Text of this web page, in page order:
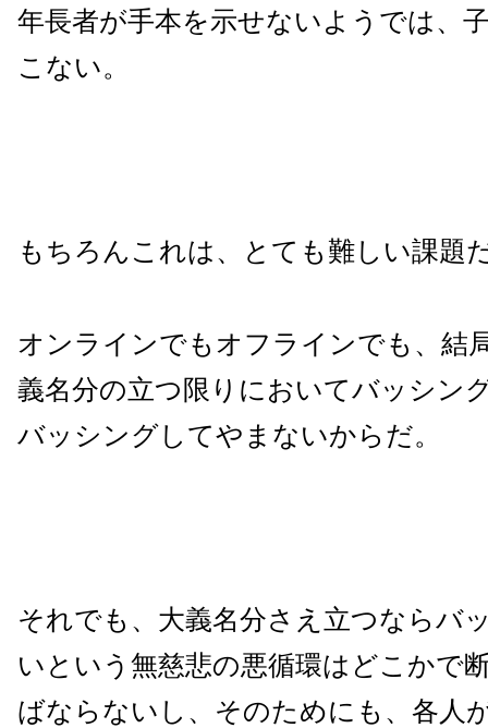
年長者が手本を示せないようでは、
こない。
もちろんこれは、とても難しい課題
オンラインでもオフラインでも、結
義名分の立つ限りにおいてバッシン
バッシングしてやまないからだ。
それでも、大義名分さえ立つならバ
いという無慈悲の悪循環はどこかで
ばならないし、そのためにも、各人